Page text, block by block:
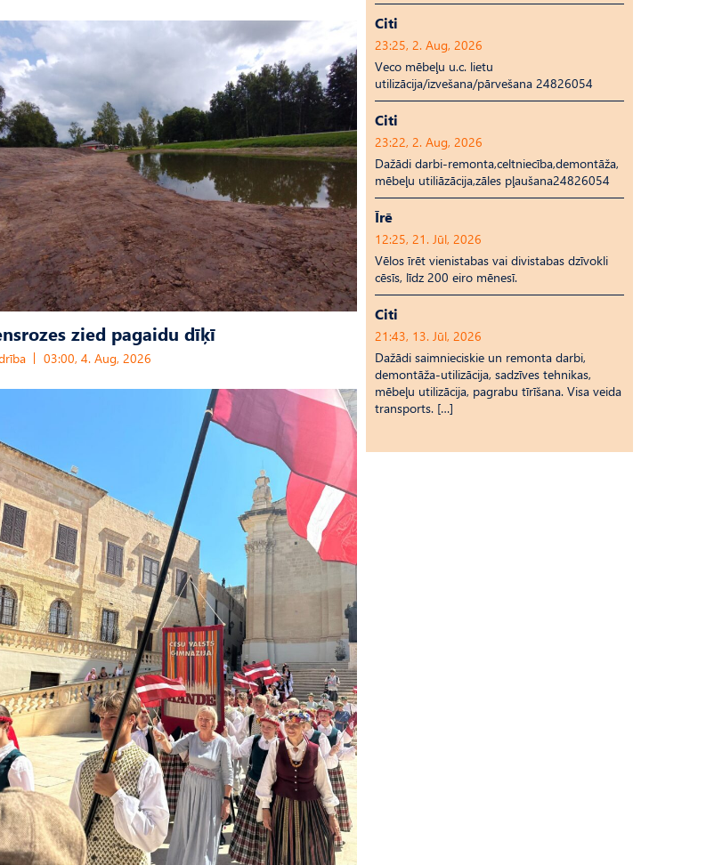
zied pagaidu dīķī
03:00, 4. Aug, 2026
Citi
23:25, 2. Aug, 2026
Veco mēbeļu u.c. lietu
utilizācija/izvešana/pārvešana 24826054
Citi
23:22, 2. Aug, 2026
Dažādi darbi-remonta,celtniecība,demontāža,
mēbeļu utiliāzācija,zāles pļaušana24826054
Īrē
12:25, 21. Jūl, 2026
Vēlos īrēt vienistabas vai divistabas dzīvokli
cēsīs, līdz 200 eiro mēnesī.
Citi
21:43, 13. Jūl, 2026
Dažādi saimnieciskie un remonta darbi,
demontāža-utilizācija, sadzīves tehnikas,
mēbeļu utilizācija, pagrabu tīrīšana. Visa veida
transports. […]